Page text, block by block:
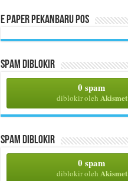
E Paper Pekanbaru Pos
Spam Diblokir
0 spam
diblokir oleh Akismet
Spam Diblokir
0 spam
diblokir oleh Akismet